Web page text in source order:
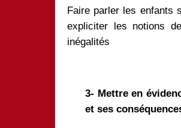
Faire parler les enfants
expliciter les notions
inégalités
3- Mettre en
et ses